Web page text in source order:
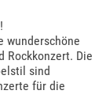
wunderschöne
Rockkonzert. Die
sind
für die